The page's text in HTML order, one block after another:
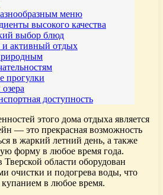
меню
высокого качества
выбор блюд
и активный отдых
прогулки
доступность
этого дома отдыха является
— это прекрасная возможность
в жаркий летний день, а также
форму в любое время года.
области оборудован
очистки и подогрева воды, что
купанием в любое время.